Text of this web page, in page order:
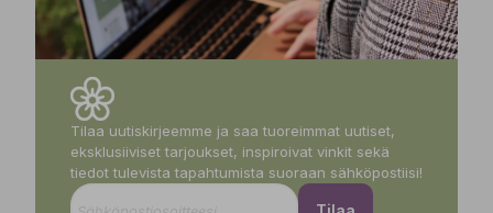
Tilaa uutiskirjeemme ja saa tuoreimmat uutiset,
eksklusiiviset tarjoukset, inspiroivat vinkit sekä
tiedot tulevista tapahtumista suoraan sähköpostiisi!